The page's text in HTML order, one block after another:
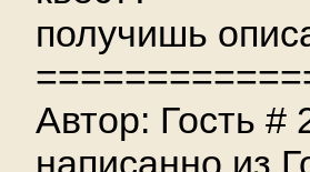
получишь
Автор: Гость #
написанно из